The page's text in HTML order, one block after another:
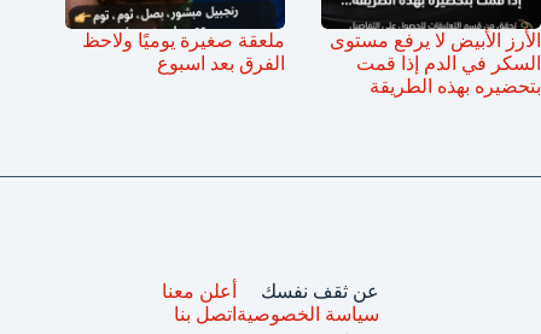
الأرز الأبيض لا يرفع مستوى
السكر في الدم إذا قمت
بتحضيره بهذه الطريقة
ملعقة صغيرة يوميًا ولاحظ
الفرق بعد اسبوع
عن ثقف نفسك
سياسة الخصوصية
أعلن معنا
اتصل بنا